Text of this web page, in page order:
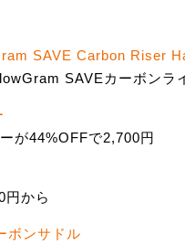
SAVE Carbon Riser
SAVEカーボンラ
が44%OFFで2,700円
円から
ボンサドル